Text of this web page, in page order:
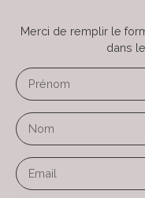
Merci de remplir le
dans
Prénom
Nom
Email